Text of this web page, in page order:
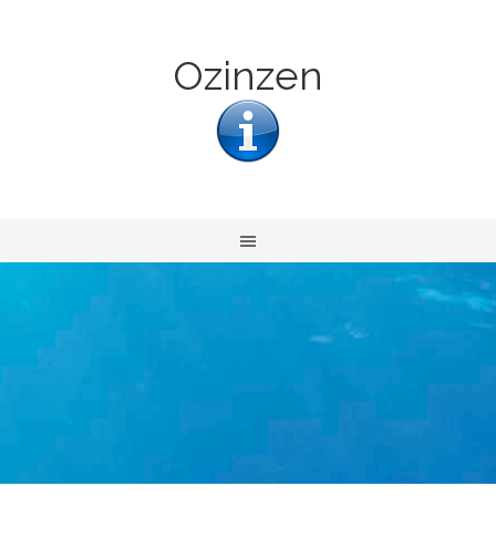
Ozinzen